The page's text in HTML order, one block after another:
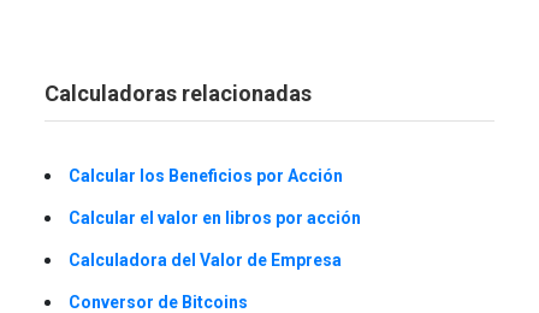
Calculadoras relacionadas
Calcular los Beneficios por Acción
Calcular el valor en libros por acción
Calculadora del Valor de Empresa
Conversor de Bitcoins